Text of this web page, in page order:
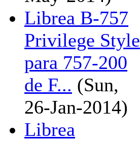
Librea B-757
Privilege Style
para 757-200
de F... (Sun,
26-Jan-2014)
Librea